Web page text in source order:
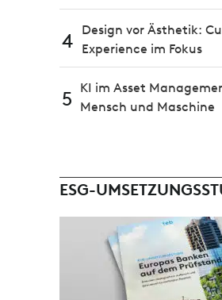
4
Design vor Ästhetik:
Experience im Fokus
5
KI im Asset
Mensch und Maschine
ESG-